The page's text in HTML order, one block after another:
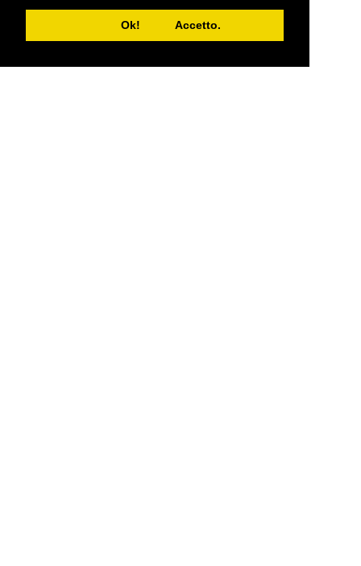
Ok! Accetto.
Sempre più soddisfatto!! I film arrivano integri e sicuri!